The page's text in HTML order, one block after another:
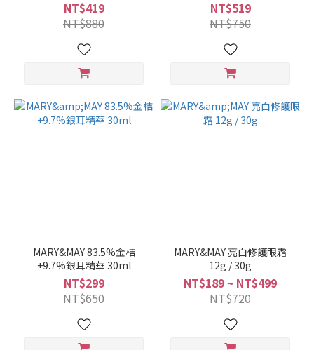
片)
NT$419
NT$880
NT$519
NT$750
MARY&MAY 83.5%金桔
+9.7%銀耳精華 30ml
NT$299
NT$650
MARY&MAY 亮白修護眼霜
12g / 30g
NT$189 ~ NT$499
NT$720